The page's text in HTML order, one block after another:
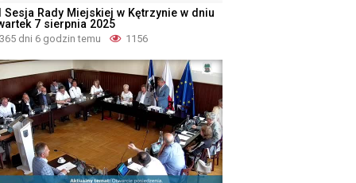
Sesja Rady Miejskiej w Kętrzynie w dniu
7 sierpnia 2025
365 dni 6 godzin temu 1156